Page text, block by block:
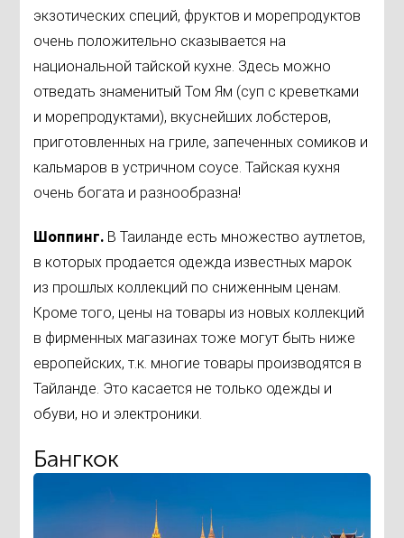
экзотических специй, фруктов и морепродуктов
очень положительно сказывается на
национальной тайской кухне. Здесь можно
отведать знаменитый Том Ям (суп с креветками
и морепродуктами), вкуснейших лобстеров,
приготовленных на гриле, запеченных сомиков и
кальмаров в устричном соусе. Тайская кухня
очень богата и разнообразна!
Шоппинг. В Таиланде есть множество аутлетов,
в которых продается одежда известных марок
из прошлых коллекций по сниженным ценам.
Кроме того, цены на товары из новых коллекций
в фирменных магазинах тоже могут быть ниже
европейских, т.к. многие товары производятся в
Тайланде. Это касается не только одежды и
обуви, но и электроники.
Бангкок